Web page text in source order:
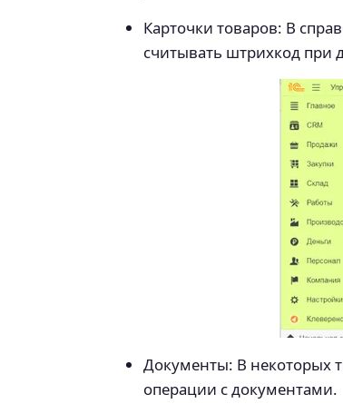
Карточки товаров: В
считывать штрихкод при
Документы: В некоторых
операции с документами.